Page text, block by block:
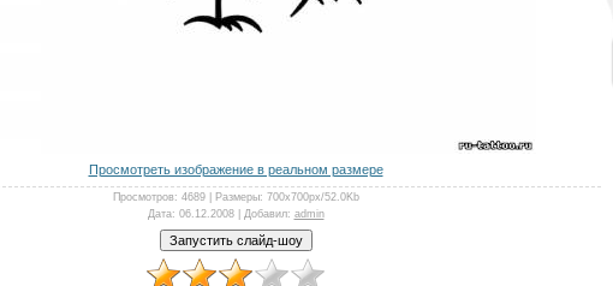
Просмотреть изображение в реальном размере
Просмотров: 4689 | Размеры: 700x700px/52.0Kb
Дата: 06.12.2008 | Добавил: admin